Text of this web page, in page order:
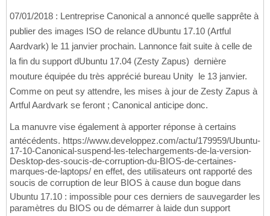
07/01/2018 : Lentreprise Canonical a annoncé quelle sapprête à
publier des images ISO de relance dUbuntu 17.10 (Artful
Aardvark) le 11 janvier prochain. Lannonce fait suite à celle de
la fin du support dUbuntu 17.04 (Zesty Zapus)  dernière
mouture équipée du très apprécié bureau Unity  le 13 janvier.
Comme on peut sy attendre, les mises à jour de Zesty Zapus à
Artful Aardvark se feront ; Canonical anticipe donc.
La manuvre vise également à apporter réponse à certains
antécédents. https://www.developpez.com/actu/179959/Ubuntu-
17-10-Canonical-suspend-les-telechargements-de-la-version-
Desktop-des-soucis-de-corruption-du-BIOS-de-certaines-
marques-de-laptops/ en effet, des utilisateurs ont rapporté des
soucis de corruption de leur BIOS à cause dun bogue dans
Ubuntu 17.10 : impossible pour ces derniers de sauvegarder les
paramètres du BIOS ou de démarrer à laide dun support